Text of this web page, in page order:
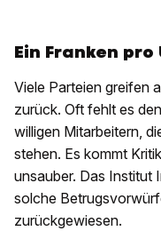
Ein Franken
Viele Parteien greifen
zurück. Oft fehlt es
willigen Mitarbeitern,
stehen. Es kommt
unsauber. Das Institut
solche
zurückgewiesen.